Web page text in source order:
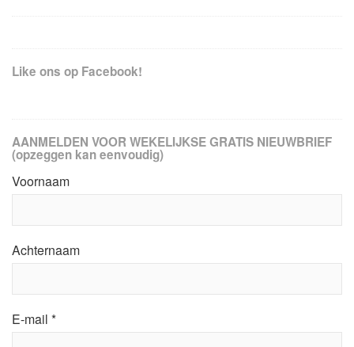
Like ons op Facebook!
AANMELDEN VOOR WEKELIJKSE GRATIS NIEUWBRIEF
(opzeggen kan eenvoudig)
Voornaam
Achternaam
E-mail *